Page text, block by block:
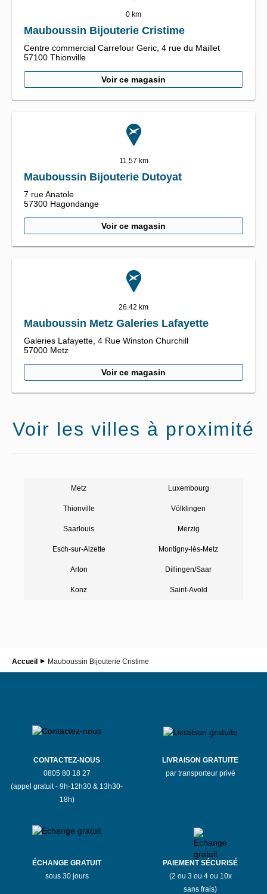
0 km
Mauboussin Bijouterie Cristime
Centre commercial Carrefour Geric, 4 rue du Maillet
57100 Thionville
Voir ce magasin
11.57 km
Mauboussin Bijouterie Dutoyat
7 rue Anatole
57300 Hagondange
Voir ce magasin
26.42 km
Mauboussin Metz Galeries Lafayette
Galeries Lafayette, 4 Rue Winston Churchill
57000 Metz
Voir ce magasin
Voir les villes à proximité
Metz Luxembourg
Thionville Völklingen
Saarlouis Merzig
Esch-sur-Alzette Montigny-lès-Metz
Arlon Dillingen/Saar
Konz Saint-Avold
Accueil Mauboussin Bijouterie Cristime
CONTACTEZ-NOUS
0805 80 18 27
(appel gratuit - 9h-12h30 & 13h30-
18h)
LIVRAISON GRATUITE
par transporteur privé
ÉCHANGE GRATUIT
sous 30 jours
PAIEMENT SÉCURISÉ
(2 ou 3 ou 4 ou 10x
sans frais)